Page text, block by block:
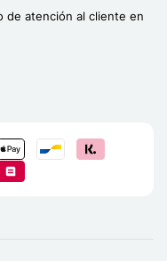
de atención al cliente en